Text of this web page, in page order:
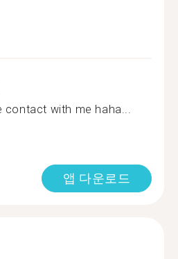
with me haha...
앱 다운로드